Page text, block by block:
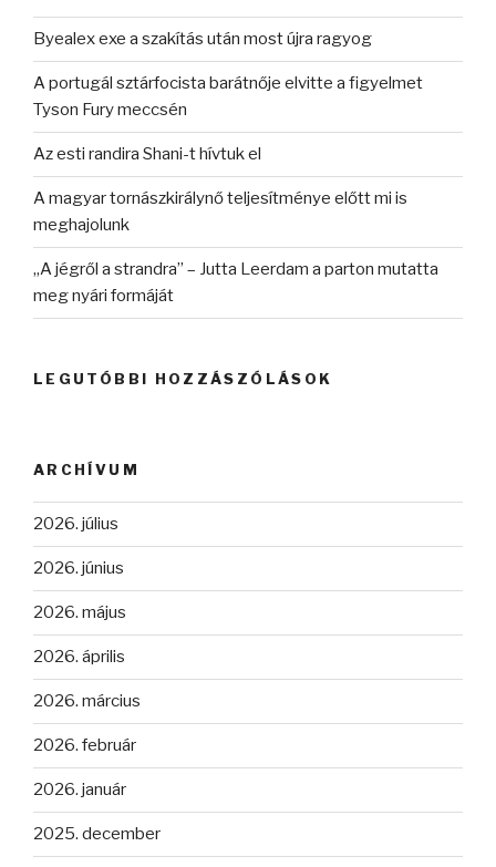
Byealex exe a szakítás után most újra ragyog
A portugál sztárfocista barátnője elvitte a figyelmet
Tyson Fury meccsén
Az esti randira Shani-t hívtuk el
A magyar tornászkirálynő teljesítménye előtt mi is
meghajolunk
„A jégről a strandra” – Jutta Leerdam a parton mutatta
meg nyári formáját
LEGUTÓBBI HOZZÁSZÓLÁSOK
ARCHÍVUM
2026. július
2026. június
2026. május
2026. április
2026. március
2026. február
2026. január
2025. december